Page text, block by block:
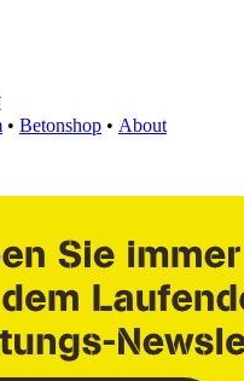
• Betonshop • About